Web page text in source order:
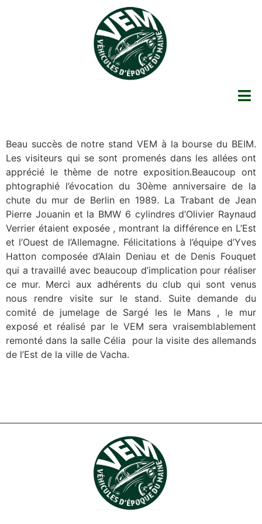
Beau succès de notre stand VEM à la bourse du BEIM.
Les visiteurs qui se sont promenés dans les allées ont
apprécié le thème de notre exposition.Beaucoup ont
phtographié l’évocation du 30ème anniversaire de la
chute du mur de Berlin en 1989. La Trabant de Jean
Pierre Jouanin et la BMW 6 cylindres d’Olivier Raynaud
Verrier étaient exposée , montrant la différence en L’Est
et l’Ouest de l’Allemagne. Félicitations à l’équipe d’Yves
Hatton composée d’Alain Deniau et de Denis Fouquet
qui a travaillé avec beaucoup d’implication pour réaliser
ce mur. Merci aux adhérents du club qui sont venus
nous rendre visite sur le stand. Suite demande du
comité de jumelage de Sargé les le Mans , le mur
exposé et réalisé par le VEM sera vraisemblablement
remonté dans la salle Célia pour la visite des allemands
de l’Est de la ville de Vacha.